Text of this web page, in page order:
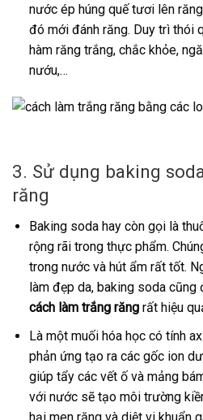
nước ép húng quế tươi lên
đó mới đánh răng. Duy trì thói
hàm răng trắng, chắc khỏe,
nướu,…
3. Sử dụng baking
răng
Baking soda hay còn gọi là
rộng rãi trong thực phẩm.
trong nước và hút ẩm rất tốt.
làm đẹp da, baking soda
cách làm trắng răngrất hiệu
Là một muối hóa học có tính
phản ứng tạo ra các gốc ion
giúp tẩy các vết ố và mảng
với nước sẽ tạo môi trường